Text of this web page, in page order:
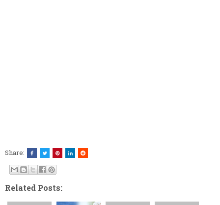
Share:
Related Posts: